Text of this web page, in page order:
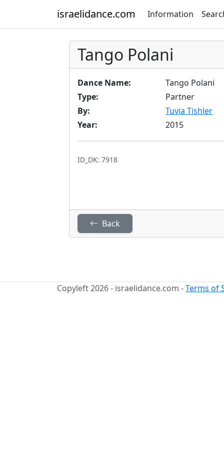
israelidance.com Information
Tango Polani
Dance Name:
Tango Polani
Type:
Partner
By:
Tuvia Tishler
Year:
2015
ID_DK: 7918
Back
Copyleft 2026 - israelidance.com -Terms of